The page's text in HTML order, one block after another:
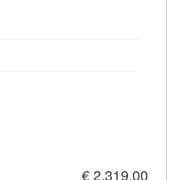
€ 2.319,00